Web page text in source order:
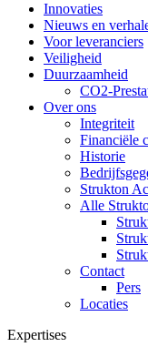
Innovaties
Nieuws en
Voor leveranciers
Veiligheid
Duurzaamheid
CO2-
Over ons
Integriteit
Financiële
Historie
Strukton
Alle
Contact
Pers
Locaties
Expertises